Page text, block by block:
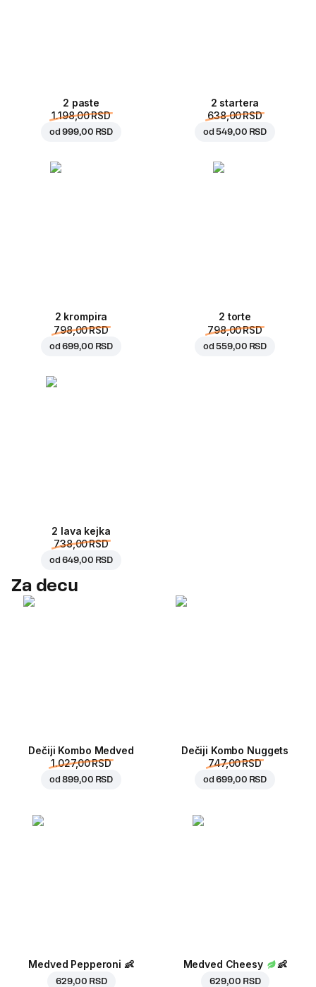
2 paste
1.198,00 RSD
od999,00 RSD
2 startera
638,00 RSD
od549,00 RSD
2 krompira
798,00 RSD
od699,00 RSD
2 torte
798,00 RSD
od559,00 RSD
2 lava kejka
738,00 RSD
od649,00 RSD
Za decu
Dečiji Kombo Medved
1.027,00 RSD
od899,00 RSD
Dečiji Kombo Nuggets
747,00 RSD
od699,00 RSD
Medved Pepperoni 👶
629,00 RSD
Medved Cheesy 👶
629,00 RSD